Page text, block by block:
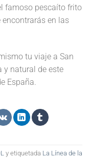
famoso pescaíto frito
en las
tu viaje a San
y natural de este
España.
y etiquetada La Línea de la